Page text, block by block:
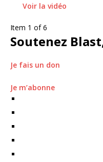
Voir la vidéo
Item 1 of 6
Soutenez
Je fais un don
Je m’abonne